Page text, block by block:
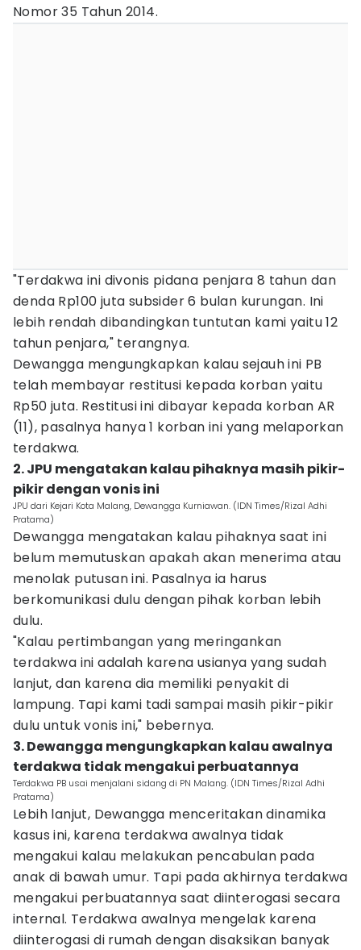
Nomor 35 Tahun 2014.
"Terdakwa ini divonis pidana penjara 8 tahun dan
denda Rp100 juta subsider 6 bulan kurungan. Ini
lebih rendah dibandingkan tuntutan kami yaitu 12
tahun penjara," terangnya.
Dewangga mengungkapkan kalau sejauh ini PB
telah membayar restitusi kepada korban yaitu
Rp50 juta. Restitusi ini dibayar kepada korban AR
(11), pasalnya hanya 1 korban ini yang melaporkan
terdakwa.
2. JPU mengatakan kalau pihaknya masih pikir-
pikir dengan vonis ini
JPU dari Kejari Kota Malang, Dewangga Kurniawan. (IDN Times/Rizal Adhi
Pratama)
Dewangga mengatakan kalau pihaknya saat ini
belum memutuskan apakah akan menerima atau
menolak putusan ini. Pasalnya ia harus
berkomunikasi dulu dengan pihak korban lebih
dulu.
"Kalau pertimbangan yang meringankan
terdakwa ini adalah karena usianya yang sudah
lanjut, dan karena dia memiliki penyakit di
lampung. Tapi kami tadi sampai masih pikir-pikir
dulu untuk vonis ini," bebernya.
3. Dewangga mengungkapkan kalau awalnya
terdakwa tidak mengakui perbuatannya
Terdakwa PB usai menjalani sidang di PN Malang. (IDN Times/Rizal Adhi
Pratama)
Lebih lanjut, Dewangga menceritakan dinamika
kasus ini, karena terdakwa awalnya tidak
mengakui kalau melakukan pencabulan pada
anak di bawah umur. Tapi pada akhirnya terdakwa
mengakui perbuatannya saat diinterogasi secara
internal. Terdakwa awalnya mengelak karena
diinterogasi di rumah dengan disaksikan banyak